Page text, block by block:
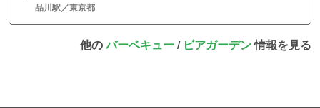
品川駅／東京都
他のバーベキュー/ ビアガーデン情報を見る